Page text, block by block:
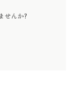
せんか?